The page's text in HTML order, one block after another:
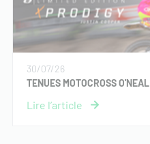
30/07/26
TENUES MOTOCROSS O'NEAL